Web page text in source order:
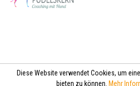
Diese Website verwendet Cookies, um
bieten zu können. Mehr